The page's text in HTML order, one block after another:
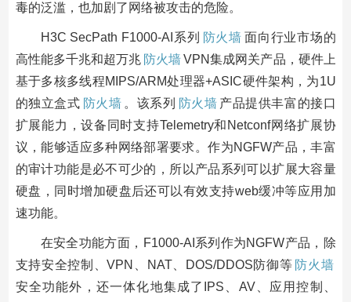
毒的泛滥，也加剧了网络被攻击的危险。
H3C SecPath F1000-AI系列 防火墙 面向行业市场的
高性能多千兆和超万兆 防火墙VPN集成网关产品，硬件上
基于多核多线程MIPS/ARM处理器+ASIC硬件架构，为1U
的独立盒式 防火墙 。该系列 防火墙 产品提供丰富的接口
扩展能力，设备同时支持Telemetry和Netconf网络扩展协
议，能够适应多种网络部署要求。作为NGFW产品，丰富
的审计功能是必不可少的，所以产品系列可以扩展大容量
硬盘，同时增加硬盘后还可以有效支持web缓冲等应用加
速功能。
在安全功能方面，F1000-AI系列作为NGFW产品，除
支持安全控制、VPN、NAT、DOS/DDOS防御等 防火墙
安全功能外，还一体化地集成了IPS、AV、应用控制、